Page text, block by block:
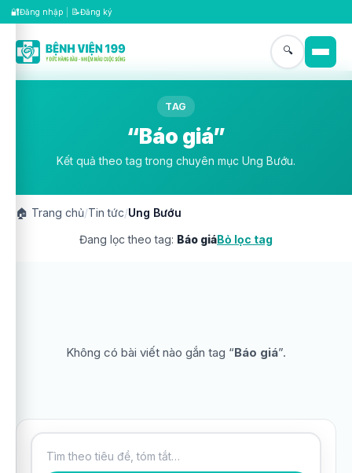
🔐Đăng nhập 📝Đăng ký
🔍
TAG
“Báo giá”
Kết quả theo tag trong chuyên mục Ung Bướu.
🏠 Trang chủ/Tin tức/Ung Bướu
Đang lọc theo tag: Báo giáBỏ lọc tag
Không có bài viết nào gắn tag “Báo giá”.